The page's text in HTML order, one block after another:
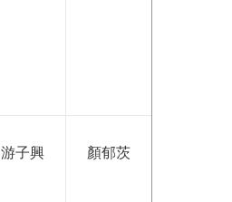
游子興 顏郁茨